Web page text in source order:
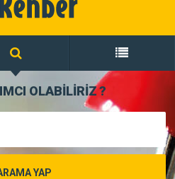
OLABİLİRİZ?
YAP